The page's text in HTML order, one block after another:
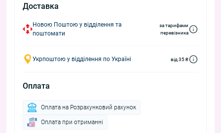
Доставка
Новою Поштою у відділення та
поштомати
за тарифами
перевізника
Укрпоштою у відділення по Україні від 35 ₴
Оплата
Оплата на Розрахунковий рахунок
Оплата при отриманні